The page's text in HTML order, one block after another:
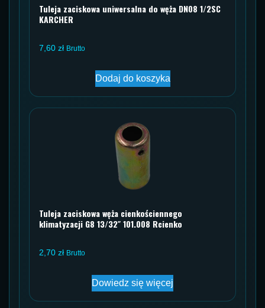
Tuleja zaciskowa uniwersalna do węża DN08 1/2SC
KARCHER
7,60 zł Brutto
Dodaj do koszyka
Tuleja zaciskowa węża cienkościennego
klimatyzacji G8 13/32″ 101.008 Rcienko
2,70 zł Brutto
Dowiedz się więcej